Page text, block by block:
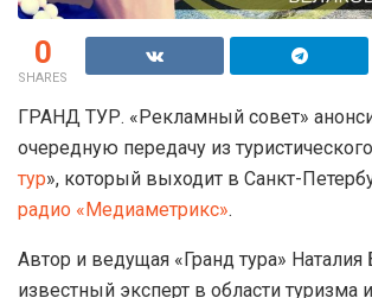
0
SHARES
ГРАНД ТУР. «Рекламный совет»
очередную передачу из
тур», который выходит в Санкт-
радио «Медиаметрикс».
Автор и ведущая «Гранд тура» Наталия
известный эксперт в области тур­изма